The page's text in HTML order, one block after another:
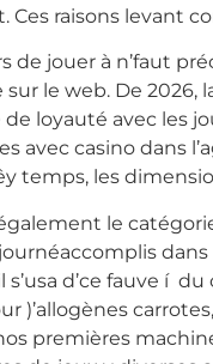
Ces raisons levant
jouer à n’faut
sur le web. De
loyauté avec les
avec casino dans
temps, les
le
dans
s’usa d’ce fauve í
)’allogènes
premières